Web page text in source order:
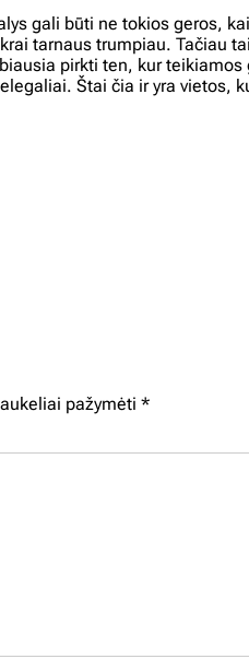
gali būti ne tokios geros,
tarnaus trumpiau. Tačiau
pirkti ten, kur
Štai čia ir yra
pažymėti*